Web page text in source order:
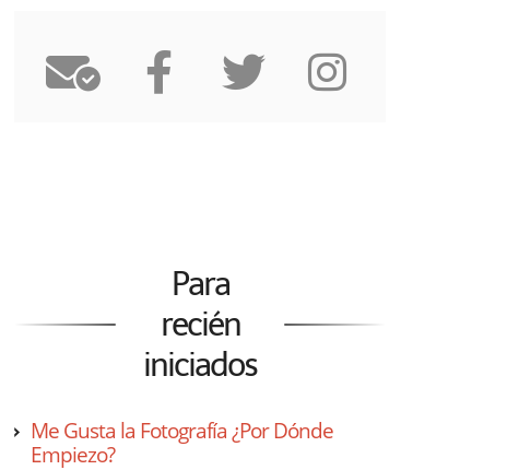
Para
recién
iniciados
Me Gusta la Fotografía ¿Por Dónde
Empiezo?